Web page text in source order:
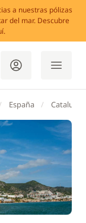
a nuestras pólizas
del mar. Descubre
España Cataluña